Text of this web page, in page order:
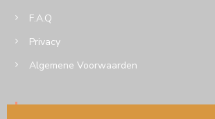
F.A.Q
Privacy
Algemene Voorwaarden
Volg MamaMaria op insta of